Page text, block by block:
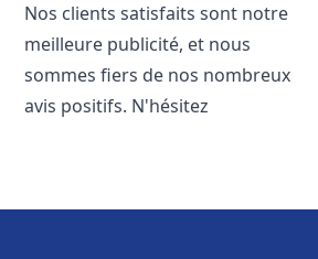
Nos clients satisfaits sont notre
meilleure publicité, et nous
sommes fiers de nos nombreux
avis positifs. N'hésitez